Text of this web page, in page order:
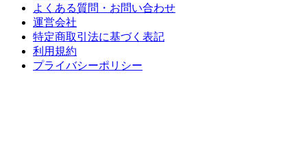
よくある質問・お問い合わせ
運営会社
特定商取引法に基づく表記
利用規約
プライバシーポリシー